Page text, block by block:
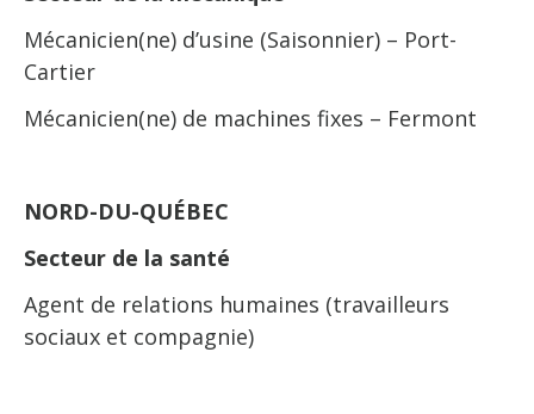
Mécanicien(ne) d’usine (Saisonnier) – Port-
Cartier
Mécanicien(ne) de machines fixes – Fermont
NORD-DU-QUÉBEC
Secteur de la santé
Agent de relations humaines (travailleurs
sociaux et compagnie)